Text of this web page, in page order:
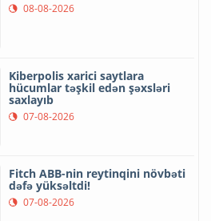
08-08-2026
Kiberpolis xarici saytlara
hücumlar təşkil edən şəxsləri
saxlayıb
07-08-2026
Fitch ABB-nin reytinqini növbəti
dəfə yüksəltdi!
07-08-2026